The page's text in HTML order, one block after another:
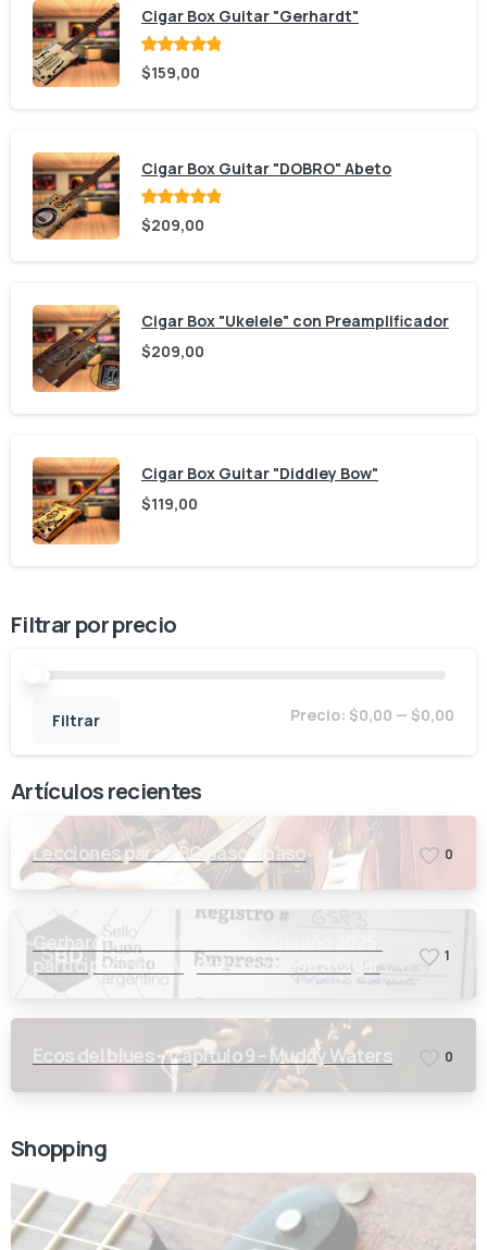
Cigar Box Guitar "Gerhardt"
Valorado
conde 5
$159,00
Cigar Box Guitar "DOBRO" Abeto
Valorado
con de 5
$209,00
Cigar Box "Ukelele" con Preamplificador
$209,00
Cigar Box Guitar "Diddley Bow"
$119,00
Filtrar por precio
Filtrar Precio: $0,00 — $0,00
Artículos recientes
Lecciones para CBG paso a paso 0
Gerhardt en el Sello de Buen Diseño 2025:
participación inaugural con nuestra Cigar
Box Guitar
1
Ecos del blues – Capítulo 9 – Muddy Waters 0
Shopping